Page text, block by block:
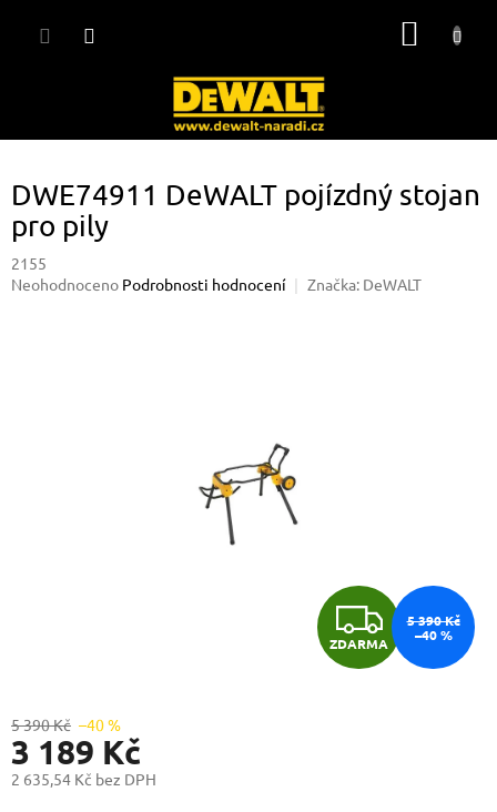
DWE74911 DeWALT pojízdný stojan
pro pily
2155
Průměrné
Neohodnoceno Podrobnosti hodnocení Značka: DeWALT
Z
D
ZDARMA
5 390 Kč
–40 %
5 390 Kč –40 %
3 189 Kč
2 635,54 Kč bez DPH